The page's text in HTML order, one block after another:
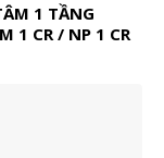
1 TẦNG
1 CR / NP 1 CR